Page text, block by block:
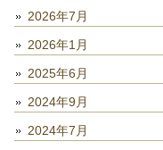
2026年7月
2026年1月
2025年6月
2024年9月
2024年7月